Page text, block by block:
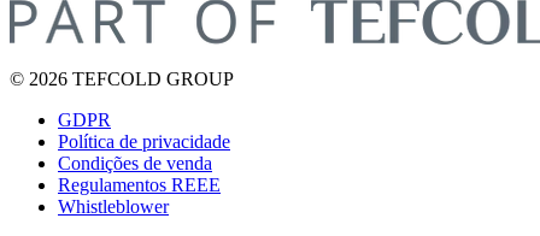
© 2026 TEFCOLD GROUP
GDPR
Política de privacidade
Condições de venda
Regulamentos REEE
Whistleblower